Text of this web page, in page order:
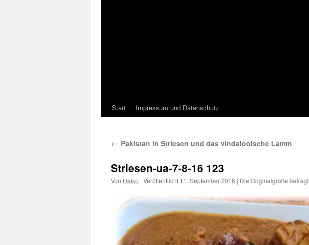
Start Impressum und Datenschutz
← Pakistan in Striesen und das vindalooische Lamm
Striesen-ua-7-8-16 123
Von Heiko | Veröffentlicht 11. September 2016 | Die Originalgröße beträgt